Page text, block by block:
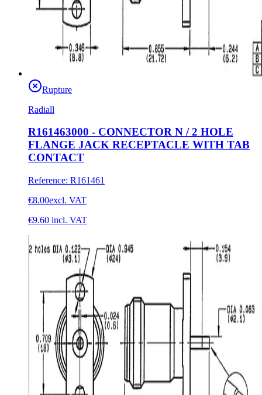
Rupture
Radiall
R161463000 - CONNECTOR N / 2 HOLE
FLANGE JACK RECEPTACLE WITH TAB
CONTACT
Reference: R161461
€8.00excl. VAT
€9.60 incl. VAT